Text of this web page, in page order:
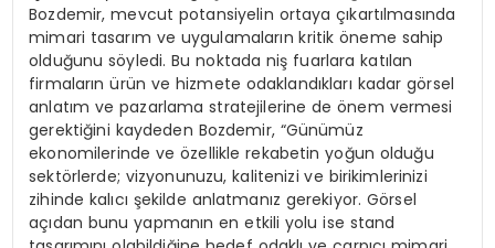
Bozdemir, mevcut potansiyelin ortaya çıkartılmasında
mimari tasarım ve uygulamaların kritik öneme sahip
olduğunu söyledi. Bu noktada niş fuarlara katılan
firmaların ürün ve hizmete odaklandıkları kadar görsel
anlatım ve pazarlama stratejilerine de önem vermesi
gerektiğini kaydeden Bozdemir, “Günümüz
ekonomilerinde ve özellikle rekabetin yoğun olduğu
sektörlerde; vizyonunuzu, kalitenizi ve birikimlerinizi
zihinde kalıcı şekilde anlatmanız gerekiyor. Görsel
açıdan bunu yapmanın en etkili yolu ise stand